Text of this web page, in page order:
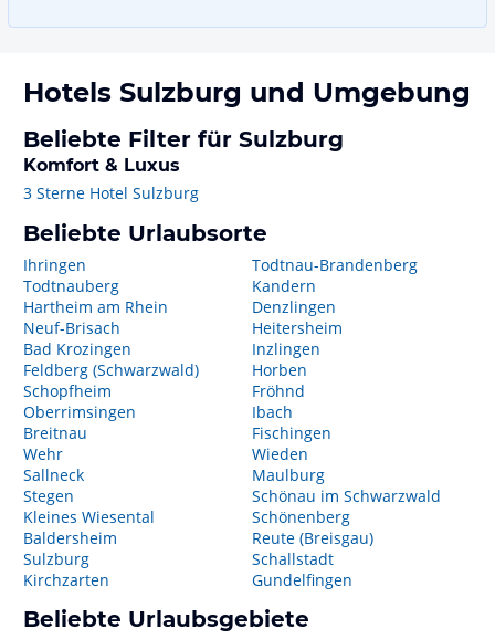
Hotels Sulzburg und Umgebung
Beliebte Filter für Sulzburg
Komfort & Luxus
3 Sterne Hotel Sulzburg
Beliebte Urlaubsorte
Ihringen
Todtnauberg
Hartheim am Rhein
Neuf-Brisach
Bad Krozingen
Feldberg (Schwarzwald)
Schopfheim
Oberrimsingen
Breitnau
Wehr
Sallneck
Stegen
Kleines Wiesental
Baldersheim
Sulzburg
Kirchzarten
Todtnau-Brandenberg
Kandern
Denzlingen
Heitersheim
Inzlingen
Horben
Fröhnd
Ibach
Fischingen
Wieden
Maulburg
Schönau im Schwarzwald
Schönenberg
Reute (Breisgau)
Schallstadt
Gundelfingen
Beliebte Urlaubsgebiete